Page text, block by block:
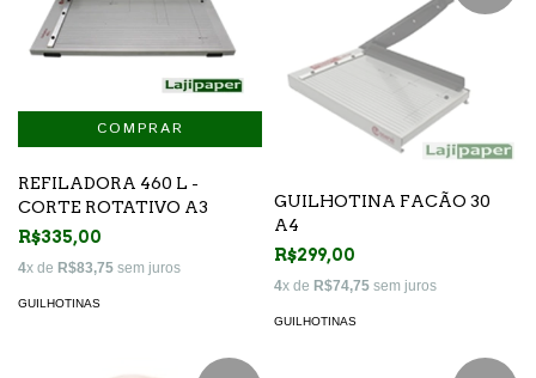
REFILADORA 460 L -
CORTE ROTATIVO A3
R$335,00
4x de R$83,75 sem juros
GUILHOTINAS
GUILHOTINA FACÃO 30
A4
R$299,00
4x de R$74,75 sem juros
GUILHOTINAS